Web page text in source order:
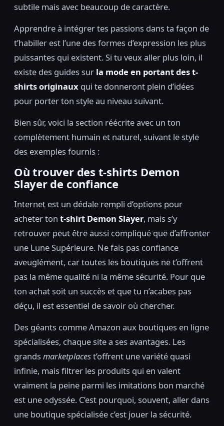
subtile mais avec beaucoup de caractère.
Apprendre à intégrer tes passions dans ta façon de
t’habiller est l’une des formes d’expression les plus
puissantes qui existent. Si tu veux aller plus loin, il
existe des guides sur la mode en portant des t-
shirts originaux qui te donneront plein d’idées
pour porter ton style au niveau suivant.
Bien sûr, voici la section réécrite avec un ton
complètement humain et naturel, suivant le style
des exemples fournis :
Où trouver des t-shirts Demon
Slayer de confiance
Internet est un dédale rempli d’options pour
acheter ton t-shirt Demon Slayer, mais s’y
retrouver peut être aussi compliqué que d’affronter
une Lune Supérieure. Ne fais pas confiance
aveuglément, car toutes les boutiques ne t’offrent
pas la même qualité ni la même sécurité. Pour que
ton achat soit un succès et que tu n’acabes pas
déçu, il est essentiel de savoir où chercher.
Des géants comme Amazon aux boutiques en ligne
spécialisées, chaque site a ses avantages. Les
grands marketplacest’offrent une variété quasi
infinie, mais filtrer les produits qui en valent
vraiment la peine parmi les imitations bon marché
est une odyssée. C’est pourquoi, souvent, aller dans
une boutique spécialisée c’est jouer la sécurité.